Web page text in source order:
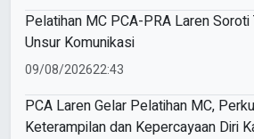
Pelatihan MC PCA-PRA Laren Soroti
Unsur Komunikasi
09/08/202622:43
PCA Laren Gelar Pelatihan MC,
Keterampilan dan Kepercayaan Diri